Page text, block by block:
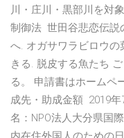
川・庄川・黒部川を対
制御法 世田谷悲恋伝説
へ. オガサワラビロウ
きる. 脱皮する魚たち
る。 申請書はホームペ
成先・助成金額 2019
名：NPO法人大分県国